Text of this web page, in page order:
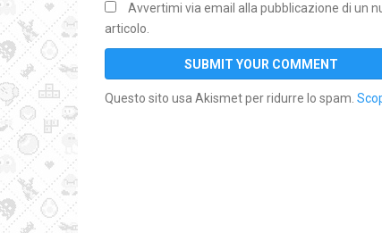
Avvertimi via email alla pubblicazione di un
articolo.
Questo sito usa Akismet per ridurre lo spam.